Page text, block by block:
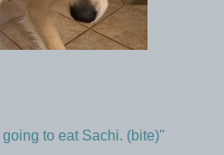
to eat Sachi. (bite)"